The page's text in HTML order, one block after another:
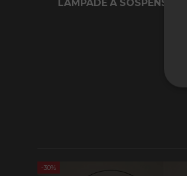
LAMPADE A SOSPENSIONE
-30%